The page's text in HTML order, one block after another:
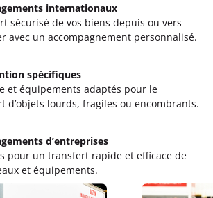
internationaux
sécurisé de vos biens depuis ou vers
avec un accompagnement personnalisé.
spécifiques
et équipements adaptés pour le
d’objets lourds, fragiles ou encombrants.
d’entreprises
pour un transfert rapide et efficace de
et équipements.